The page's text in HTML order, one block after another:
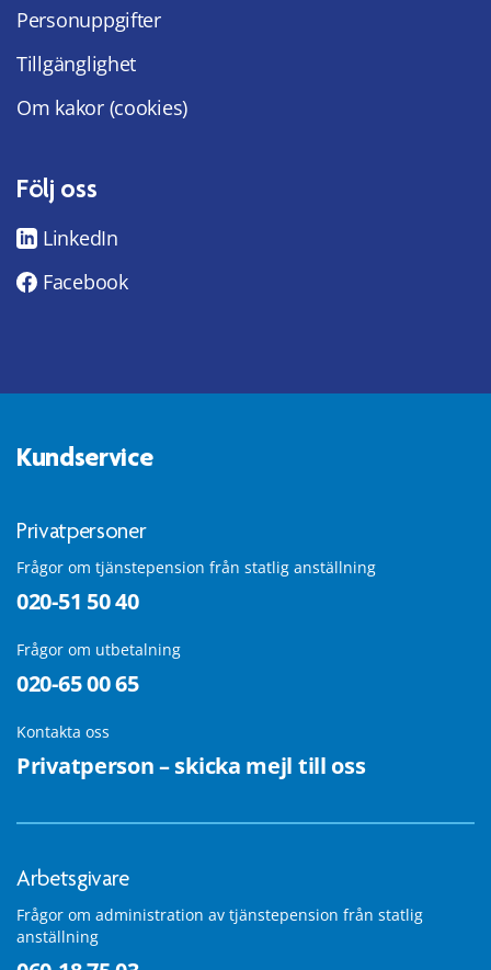
Personuppgifter
Tillgänglighet
Om kakor (cookies)
Följ oss
LinkedIn
Facebook
Kundservice
Privatpersoner
Frågor om tjänstepension från statlig anställning
020-51 50 40
Frågor om utbetalning
020-65 00 65
Kontakta oss
Privatperson – skicka mejl till oss
Arbetsgivare
Frågor om administration av tjänstepension från statlig
anställning